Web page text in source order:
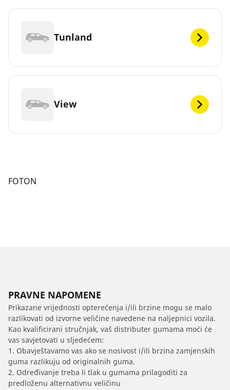
Tunland
View
FOTON
PRAVNE NAPOMENE
Prikazane vrijednosti opterećenja i/ili brzine mogu se malo
razlikovati od izvorne veličine navedene na naljepnici vozila.
Kao kvalificirani stručnjak, vaš distributer gumama moći će
vas savjetovati u sljedećem:
1. Obavještavamo vas ako se nosivost i/ili brzina zamjenskih
guma razlikuju od originalnih guma.
2. Određivanje treba li tlak u gumama prilagoditi za
predloženu alternativnu veličinu